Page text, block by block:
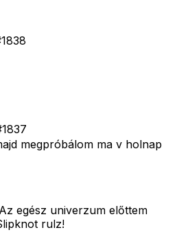
1838
1837
megpróbálom ma v holnap
egész univerzum előttem
rulz!